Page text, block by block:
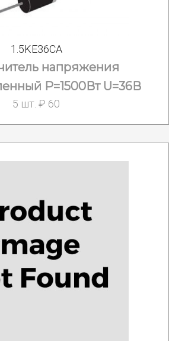
1.5KE36CA
напряжения
Р=1500Вт U=36В
5 шт. ₽ 60